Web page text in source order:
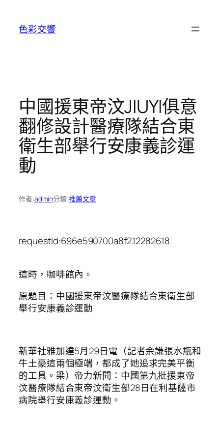
色彩交響
中國援東帝汶JIUYI俱意
翻修設計醫療隊結合東
衛生部舉行安康義診運
動
作者:admin分類:推薦文章
requestId:696e590700a8f2.12282618.
這時，咖啡館內。
原題目：中國援東帝汶醫療隊結合東衛生部
舉行安康義診運動
新華社雅加達5月29日電（記者余謙張水瓶和
牛土豪這兩個極端，都成了她追求完美平衡
的工具。梁）帝力新聞：中國第九批援東帝
汶醫療隊結合東帝汶衛生部28日在利基薩市
病院舉行安康義診運動。